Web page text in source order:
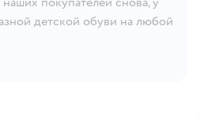
детской обуви на любой